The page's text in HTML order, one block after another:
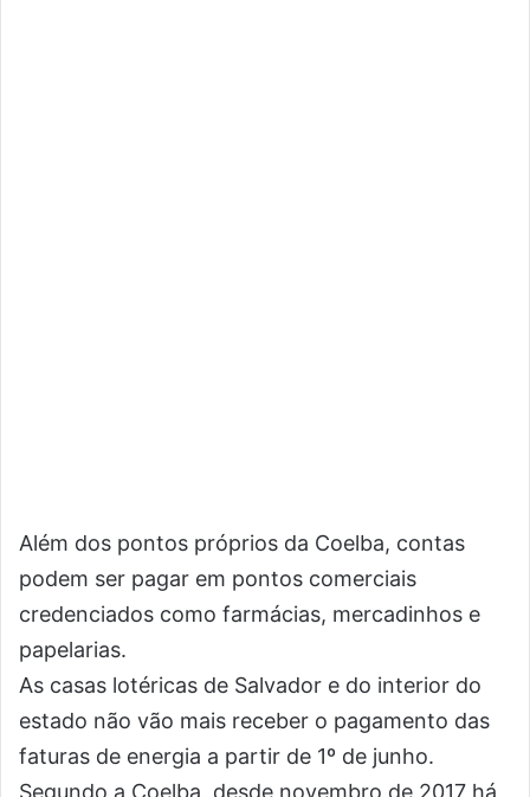
Além dos pontos próprios da Coelba, contas
podem ser pagar em pontos comerciais
credenciados como farmácias, mercadinhos e
papelarias.
As casas lotéricas de Salvador e do interior do
estado não vão mais receber o pagamento das
faturas de energia a partir de 1º de junho.
Segundo a Coelba, desde novembro de 2017 há